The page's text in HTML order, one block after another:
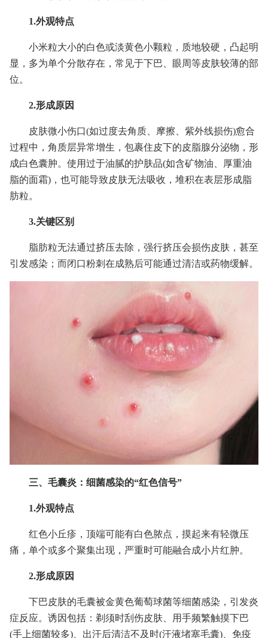
1.外观特点
小米粒大小的白色或淡黄色小颗粒，质地较硬，凸起明
显，多为单个分散存在，常见于下巴、眼周等皮肤较薄的部
位。
2.形成原因
皮肤微小伤口(如过度去角质、摩擦、紫外线损伤)愈合
过程中，角质层异常增生，包裹住皮下的皮脂腺分泌物，形
成白色囊肿。使用过于油腻的护肤品(如含矿物油、厚重油
脂的面霜)，也可能导致皮肤无法吸收，堆积在表层形成脂
肪粒。
3.关键区别
脂肪粒无法通过挤压去除，强行挤压会损伤皮肤，甚至
引发感染；而闭口粉刺在成熟后可能通过清洁或药物缓解。
三、毛囊炎：细菌感染的“红色信号”
1.外观特点
红色小丘疹，顶端可能有白色脓点，摸起来有轻微压
痛，单个或多个聚集出现，严重时可能融合成小片红肿。
2.形成原因
下巴皮肤的毛囊被金黄色葡萄球菌等细菌感染，引发炎
症反应。诱因包括：剃须时刮伤皮肤、用手频繁触摸下巴
(手上细菌较多)、出汗后清洁不及时(汗液堵塞毛囊)、免疫